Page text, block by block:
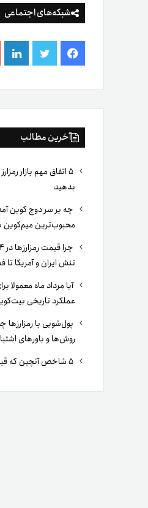
شبکه‌های اجتماعی
فیس
بوک
توییتر
آخرین مطالب
۵ اتفاق مهم بازار
بدهید
چه بر سر دوج کوین
محبوب‌ترین میم‌کوین
تنش ایران و آمریکا تا
آیا مرداد ماه
عملکرد تاریخی
پول‌شویی با رمزارزها
روش‌ها و باورهای